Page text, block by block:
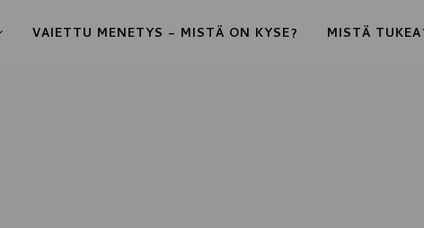
VAIETTU MENETYS – MISTÄ ON KYSE? MISTÄ